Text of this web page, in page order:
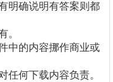
明确说明有答案则都
。
中的内容挪作商业或
任何下载内容负责。